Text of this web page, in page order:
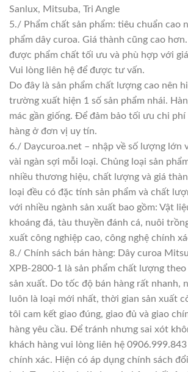
Sanlux, Mitsuba, Tri Angle
5./ Phẩm chất sản phẩm: tiêu chuẩn cao
phẩm dây curoa. Giá thành cũng cao
được phẩm chất tối ưu và phù hợp với
Vui lòng liên hệ để được tư vấn.
Do đây là sản phẩm chất lượng cao nên
trường xuất hiện 1 số sản phẩm nhái.
mác gần giống. Để đảm bảo tối ưu chi
hàng ở đơn vị uy tín.
6./ Daycuroa.net – nhập về số lượng lớn
vài ngàn sợi mỗi loại. Chủng loại sản
nhiều thương hiệu, chất lượng và giá
loại đều có đặc tính sản phẩm và chất
với nhiều ngành sản xuất bao gồm: Vật
khoáng đá, tàu thuyền đánh cá, nuôi
xuất công nghiệp cao, công nghệ chính
8./ Chính sách bán hàng: Dây curoa
XPB-2800-1 là sản phẩm chất lượng
sản xuất. Do tốc độ bán hàng rất nhanh,
luôn là loại mới nhất, thời gian sản xuất
tôi cam kết giao đúng, giao đủ và giao
hàng yêu cầu. Để tránh nhưng sai xót
khách hàng vui lòng liên hệ
chính xác. Hiện có áp dụng chính sách